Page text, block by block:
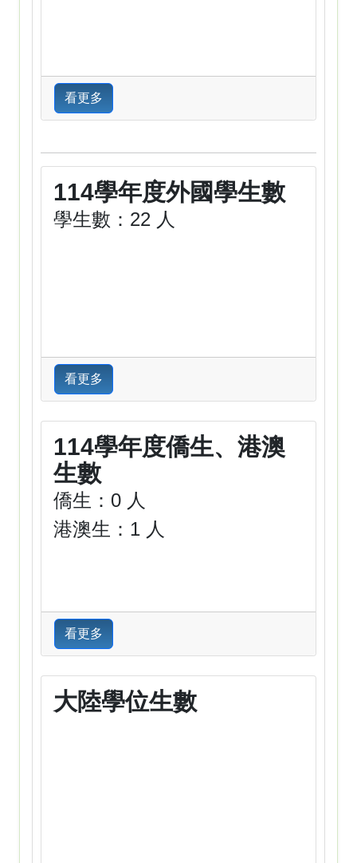
看更多
114學年度外國學生數
學生數：22 人
看更多
114學年度僑生、港澳
生數
僑生：0 人
港澳生：1 人
看更多
大陸學位生數